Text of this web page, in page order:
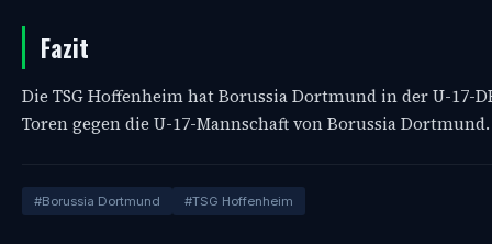
Fazit
Die TSG Hoffenheim hat Borussia Dortmund in der U-17-
Toren gegen die U-17-Mannschaft von Borussia
#Borussia Dortmund #TSG Hoffenheim